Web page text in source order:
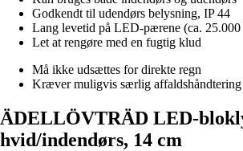
Godkendt til udendørs belysning, IP 44
Lang levetid på LED-pærene (ca. 25.000
Let at rengøre med en fugtig klud
Må ikke udsættes for direkte regn
Kræver muligvis særlig affaldshåndtering
ÄDELLÖVTRÄD LED-
hvid/indendørs, 14 cm